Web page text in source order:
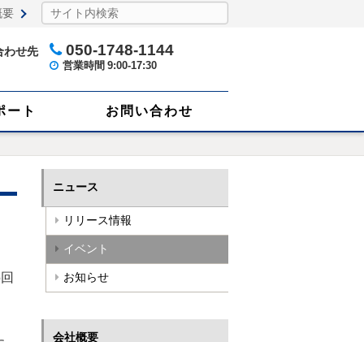
要
わせ先 050-1748-1144
営業時間 9:00-17:30
ート お問い合わせ
ニュース
リリース情報
イベント
お知らせ
会社概要